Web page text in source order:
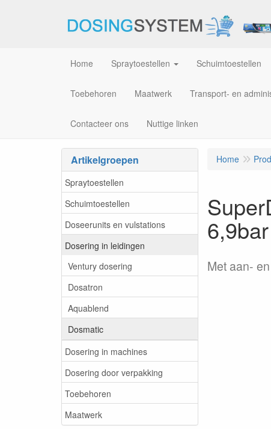
Home Spraytoestellen Schuimtoestellen
Toebehoren Maatwerk Transport- en
Contacteer ons Nuttige linken
Artikelgroepen
Spraytoestellen
Schuimtoestellen
Doseerunits en vulstations
Dosering in leidingen
Ventury dosering
Dosatron
Aquablend
Dosmatic
Dosering in machines
Dosering door verpakking
Toebehoren
Maatwerk
Home
6,9bar
Met aan-